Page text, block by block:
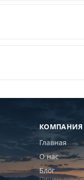
КОМПАНИЯ
Главная
О нас
Блог